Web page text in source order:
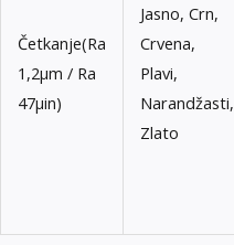
Četkanje(Ra
1,2μm / Ra
47μin)
Jasno, Crn,
Crvena,
Plavi,
Narandžasti,
Zlato